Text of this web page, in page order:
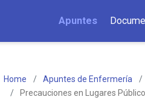
Apuntes
Home Apuntes de Enfermería
Precauciones en Lugares